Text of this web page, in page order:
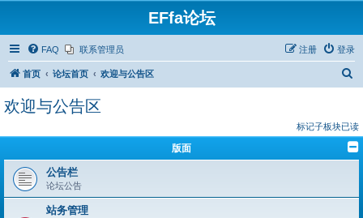
EFfa论坛
FAQ 联系管理员 登录
注册
首页 论坛首页 欢迎与公告区
欢迎与公告区
标记子板块已读
版面
公告栏​​
论坛公告
站务管理